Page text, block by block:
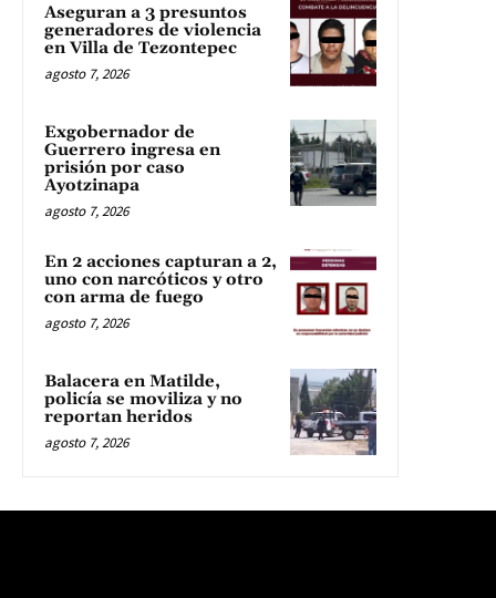
Aseguran a 3 presuntos
generadores de violencia
en Villa de Tezontepec
agosto 7, 2026
Exgobernador de
Guerrero ingresa en
prisión por caso
Ayotzinapa
agosto 7, 2026
En 2 acciones capturan a 2,
uno con narcóticos y otro
con arma de fuego
agosto 7, 2026
Balacera en Matilde,
policía se moviliza y no
reportan heridos
agosto 7, 2026